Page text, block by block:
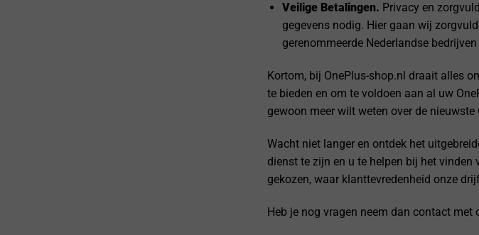
Veilige Betalingen. Privacy en
gegevens nodig. Hier gaan wij
gerenommeerde Nederlandse
Kortom, bij OnePlus-shop.nl draait alles
te bieden en om te voldoen aan al uw
gewoon meer wilt weten over de
Wacht niet langer en ontdek het
dienst te zijn en u te helpen bij het
gekozen, waar klanttevredenheid onze
Heb je nog vragen neem dan contact